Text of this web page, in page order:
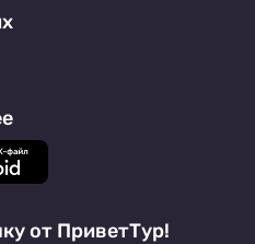
от ПриветТур!